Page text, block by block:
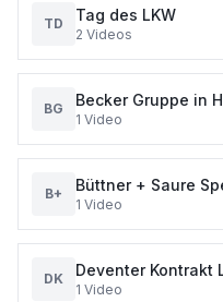
TD Tag des LKW
2 Videos
BG Becker Gruppe in
1 Video
B+
Büttner + Saure
Speditions GmbH
1 Video
DK
Deventer Kontrakt
Value Added
1 Video